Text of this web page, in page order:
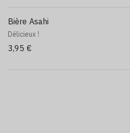
Bière Asahi
Délicieux !
3,95 €